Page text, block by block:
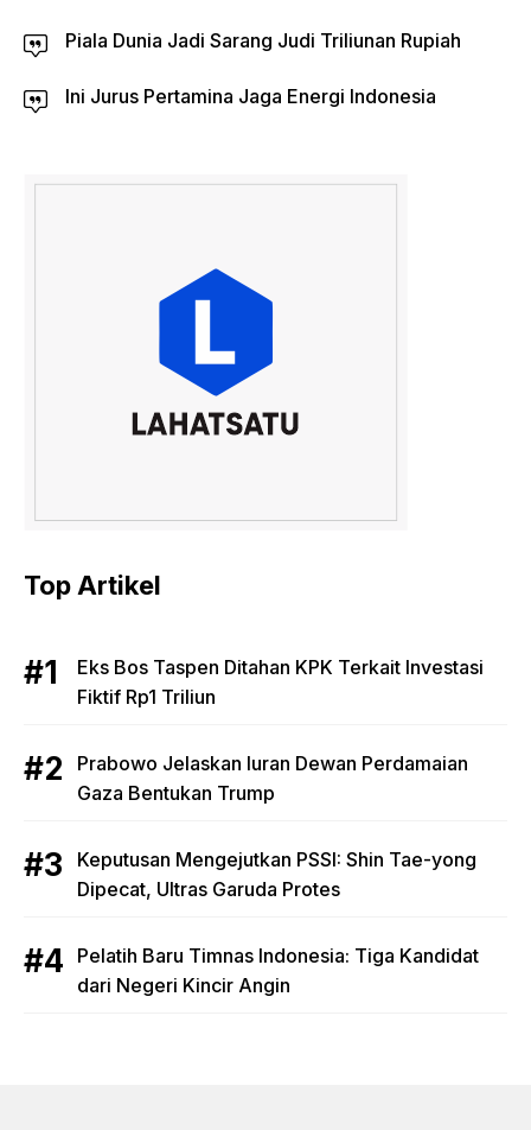
Piala Dunia Jadi Sarang Judi Triliunan Rupiah
Ini Jurus Pertamina Jaga Energi Indonesia
Top Artikel
Eks Bos Taspen Ditahan KPK Terkait Investasi
Fiktif Rp1 Triliun
Prabowo Jelaskan Iuran Dewan Perdamaian
Gaza Bentukan Trump
Keputusan Mengejutkan PSSI: Shin Tae-yong
Dipecat, Ultras Garuda Protes
Pelatih Baru Timnas Indonesia: Tiga Kandidat
dari Negeri Kincir Angin